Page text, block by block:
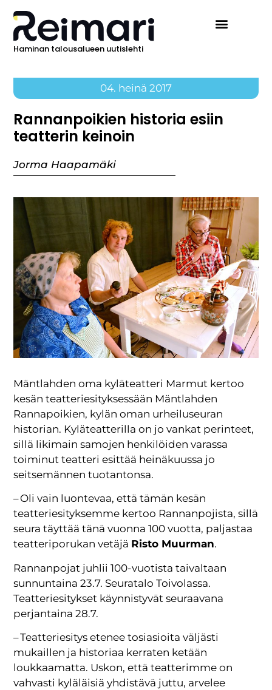
Haminan talousalueen uutislehti
04. heinä 2017
Rannanpoikien historia esiin
teatterin keinoin
Jorma Haapamäki
Mäntlahden oma kyläteatteri Marmut kertoo
kesän teatteriesityksessään Mäntlahden
Rannapoikien, kylän oman urheiluseuran
historian. Kyläteatterilla on jo vankat perinteet,
sillä likimain samojen henkilöiden varassa
toiminut teatteri esittää heinäkuussa jo
seitsemännen tuotantonsa.
– Oli vain luontevaa, että tämän kesän
teatteriesityksemme kertoo Rannanpojista, sillä
seura täyttää tänä vuonna 100 vuotta, paljastaa
teatteriporukan vetäjä Risto Muurman.
Rannanpojat juhlii 100-vuotista taivaltaan
sunnuntaina 23.7. Seuratalo Toivolassa.
Teatteriesitykset käynnistyvät seuraavana
perjantaina 28.7.
– Teatteriesitys etenee tosiasioita väljästi
mukaillen ja historiaa kerraten ketään
loukkaamatta. Uskon, että teatterimme on
vahvasti kyläläisiä yhdistävä juttu, arvelee